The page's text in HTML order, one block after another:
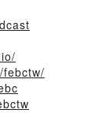
febctw/